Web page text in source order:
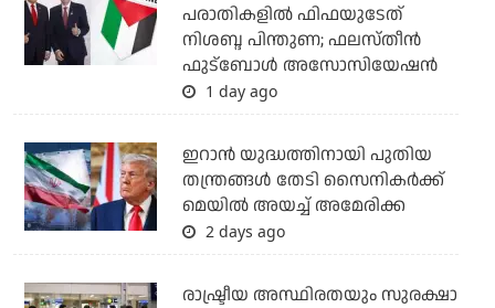
പരാതികളില്‍ ഫിഫയുടേത്
നിശബ്ദ പിന്തുണ; ഫലസ്തീന്‍
ഫുട്‌ബോള്‍ അസോസിയേഷന്‍
1 day ago
ഇറാന്‍ യുദ്ധത്തിനായി പുതിയ
തന്ത്രങ്ങള്‍ തേടി സൈനികര്‍ക്ക്
മെയില്‍ അയച്ച് അമേരിക്ക
2 days ago
രാഷ്ട്രീയ അസ്ഥിരതയും സുരക്ഷാ